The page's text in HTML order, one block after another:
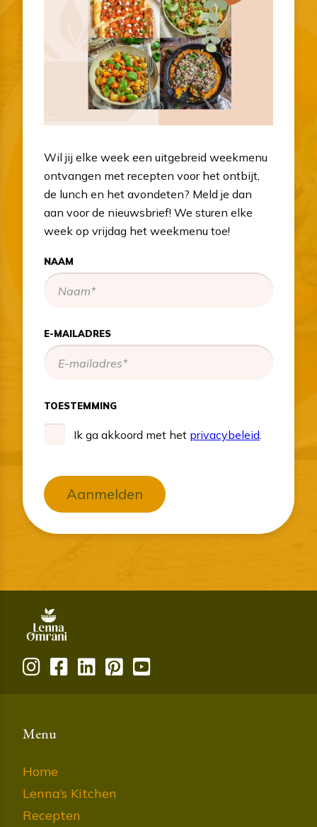
Wil jij elke week een uitgebreid weekmenu
ontvangen met recepten voor het ontbijt,
de lunch en het avondeten? Meld je dan
aan voor de nieuwsbrief! We sturen elke
week op vrijdag het weekmenu toe!
NAAM
E-MAILADRES
TOESTEMMING
Ik ga akkoord met het privacybeleid.
Aanmelden
Menu
Home
Lenna’s Kitchen
Recepten